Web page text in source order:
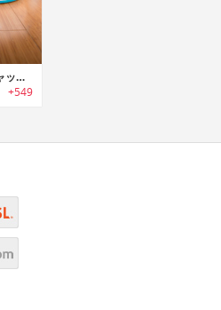
iFetch｜わんちゃん用自動キャッチボールマシン
+549